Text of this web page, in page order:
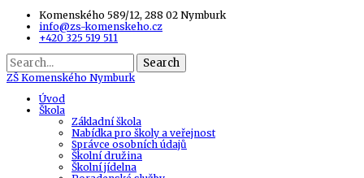
Komenského 589/12, 288 02 Nymburk
info@zs-komenskeho.cz
+420 325 519 511
Search
ZŠ Komenského Nymburk
Úvod
Škola
Základní škola
Nabídka pro školy a veřejnost
Správce osobních údajů
Školní družina
Školní jídelna